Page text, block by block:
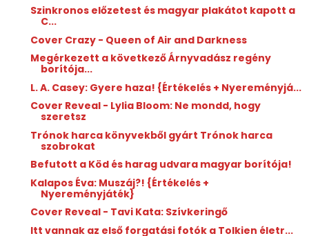
Szinkronos előzetest és magyar plakátot kapott a
C...
Cover Crazy - Queen of Air and Darkness
Megérkezett a következő Árnyvadász regény
borítója...
L. A. Casey: Gyere ​haza! {Értékelés + Nyereményjá...
Cover Reveal - Lylia Bloom: Ne mondd, hogy
szeretsz
Trónok harca könyvekből gyárt Trónok harca
szobrokat
Befutott a Köd és harag udvara magyar borítója!
Kalapos Éva: Muszáj?! {Értékelés +
Nyereményjáték}
Cover Reveal - Tavi Kata: Szívkeringő
Itt vannak az első forgatási fotók a Tolkien életr...